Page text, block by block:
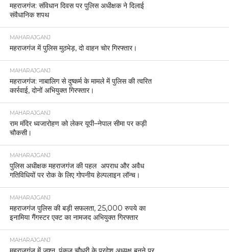
महराजगंज: संविधान दिवस पर पुलिस अधीक्षक ने दिलाई
संवैधानिक शपथ
MAHARAJGANJ
महराजगंज में पुलिस मुठभेड़, दो वाहन चोर गिरफ्तार।
MAHARAJGANJ
महराजगंज: नाबालिग से दुष्कर्म के मामले में पुलिस की त्वरित
कार्रवाई, दोनों अभियुक्त गिरफ्तार।
MAHARAJGANJ
राम मंदिर ध्वजारोहण को लेकर यूपी–नेपाल सीमा पर कड़ी
चौकसी।
MAHARAJGANJ
पुलिस अधीक्षक महराजगंज की पहल अपराध और अवैध
गतिविधियों पर रोक के लिए गोपनीय हेल्पलाइन लॉन्च।
MAHARAJGANJ
महराजगंज पुलिस की बड़ी सफलता, 25,000 रुपये का
इनामिया गैंगस्टर एक्ट का नामजद अभियुक्त गिरफ्तार
MAHARAJGANJ